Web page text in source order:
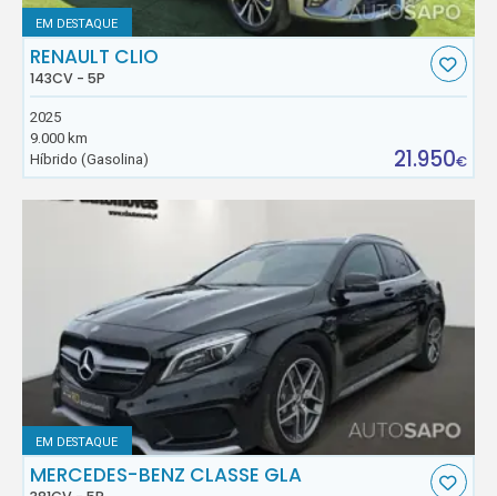
EM DESTAQUE
RENAULT CLIO
143CV - 5P
2025
9.000 km
Híbrido (Gasolina)
21.950€
EM DESTAQUE
MERCEDES-BENZ CLASSE GLA